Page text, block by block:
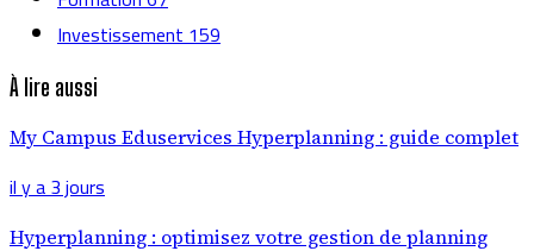
Investissement159
À lire aussi
My Campus Eduservices Hyperplanning : guide complet
il y a 3 jours
Hyperplanning : optimisez votre gestion de planning